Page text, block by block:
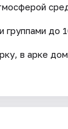
группами до
в арке